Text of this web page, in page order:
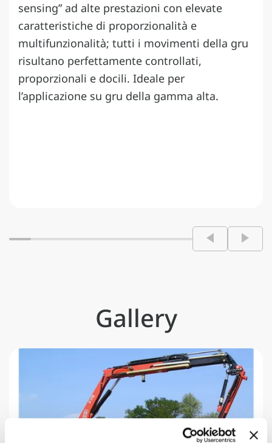
sensing” ad alte prestazioni con elevate
caratteristiche di proporzionalità e
multifunzionalità; tutti i movimenti della gru
risultano perfettamente controllati,
proporzionali e docili. Ideale per
l’applicazione su gru della gamma alta.
Gallery